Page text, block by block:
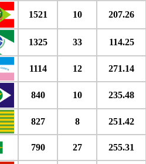
1521 10 207.26
1325 33 114.25
1114 12 271.14
840 10 235.48
827 8 251.42
790 27 255.31